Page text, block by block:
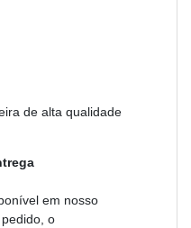
de alta qualidade
em nosso
o